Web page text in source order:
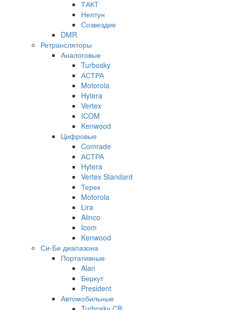
ТАКТ
Нептун
Созвездие
DMR
Ретрансляторы
Аналоговые
Turbosky
АСТРА
Motorola
Hytera
Vertex
ICOM
Kenwood
Цифровые
Comrade
АСТРА
Hytera
Vertex Standard
Терек
Motorola
Lira
Alinco
Icom
Kenwood
Си-Би диапазона
Портативные
Alan
Беркут
President
Автомобильные